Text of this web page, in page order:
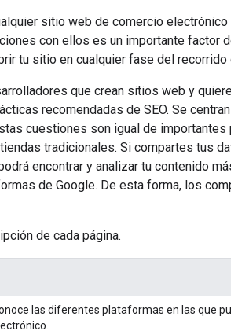
sitio web de comercio
con ellos es un importante factor
tu sitio en cualquier fase del recorrido
que crean sitios web y
recomendadas de SEO. Se
cuestiones son igual de
tradicionales. Si compartes tus
encontrar y analizar tu contenido
de Google. De esta forma, los
de cada página.
las diferentes plataformas en las que